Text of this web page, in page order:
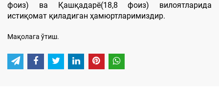
фоиз) ва Қашқадарё(18,8 фоиз) вилоятларида
истиқомат қиладиган ҳамюртларимиздир.
Мақолага ўтиш.